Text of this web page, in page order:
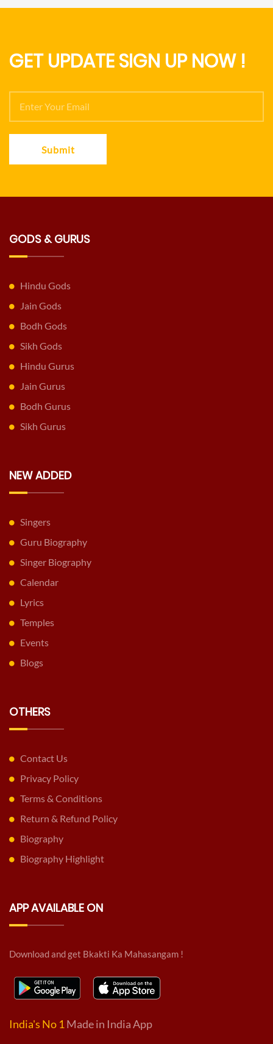
GET UPDATE SIGN UP NOW !
Submit
GODS & GURUS
Hindu Gods
Jain Gods
Bodh Gods
Sikh Gods
Hindu Gurus
Jain Gurus
Bodh Gurus
Sikh Gurus
NEW ADDED
Singers
Guru Biography
Singer Biography
Calendar
Lyrics
Temples
Events
Blogs
OTHERS
Contact Us
Privacy Policy
Terms & Conditions
Return & Refund Policy
Biography
Biography Highlight
APP AVAILABLE ON
Download and get Bkakti Ka Mahasangam !
India's No 1 Made in India App